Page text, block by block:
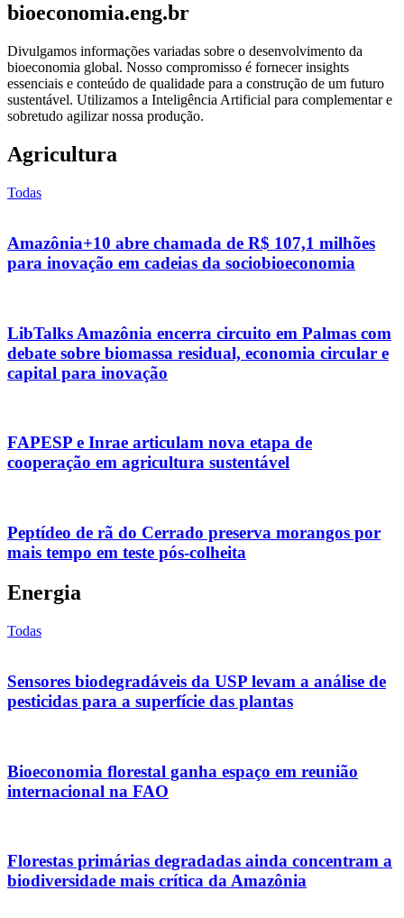
bioeconomia.eng.br
Divulgamos informações variadas sobre o desenvolvimento da
bioeconomia global. Nosso compromisso é fornecer insights
essenciais e conteúdo de qualidade para a construção de um futuro
sustentável. Utilizamos a Inteligência Artificial para complementar e
sobretudo agilizar nossa produção.
Agricultura
Todas
Amazônia+10 abre chamada de R$ 107,1 milhões
para inovação em cadeias da sociobioeconomia
LibTalks Amazônia encerra circuito em Palmas com
debate sobre biomassa residual, economia circular e
capital para inovação
FAPESP e Inrae articulam nova etapa de
cooperação em agricultura sustentável
Peptídeo de rã do Cerrado preserva morangos por
mais tempo em teste pós-colheita
Energia
Todas
Sensores biodegradáveis da USP levam a análise de
pesticidas para a superfície das plantas
Bioeconomia florestal ganha espaço em reunião
internacional na FAO
Florestas primárias degradadas ainda concentram a
biodiversidade mais crítica da Amazônia